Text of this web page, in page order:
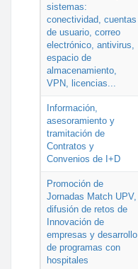
sistemas:
conectividad, cuentas
de usuario, correo
electrónico, antivirus,
espacio de
almacenamiento,
VPN, licencias...
Información,
asesoramiento y
tramitación de
Contratos y
Convenios de I+D
Promoción de
Jornadas Match UPV,
difusión de retos de
Innovación de
empresas y desarrollo
de programas con
hospitales